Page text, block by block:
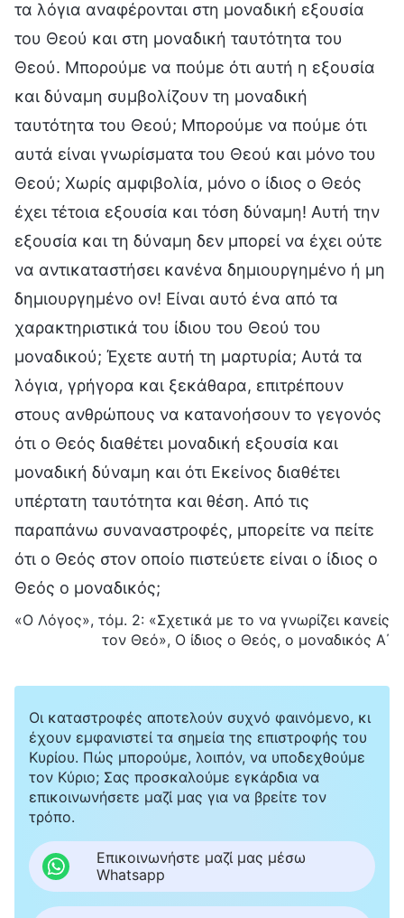
τα λόγια αναφέρονται στη μοναδική εξουσία
του Θεού και στη μοναδική ταυτότητα του
Θεού. Μπορούμε να πούμε ότι αυτή η εξουσία
και δύναμη συμβολίζουν τη μοναδική
ταυτότητα του Θεού; Μπορούμε να πούμε ότι
αυτά είναι γνωρίσματα του Θεού και μόνο του
Θεού; Χωρίς αμφιβολία, μόνο ο ίδιος ο Θεός
έχει τέτοια εξουσία και τόση δύναμη! Αυτή την
εξουσία και τη δύναμη δεν μπορεί να έχει ούτε
να αντικαταστήσει κανένα δημιουργημένο ή μη
δημιουργημένο ον! Είναι αυτό ένα από τα
χαρακτηριστικά του ίδιου του Θεού του
μοναδικού; Έχετε αυτή τη μαρτυρία; Αυτά τα
λόγια, γρήγορα και ξεκάθαρα, επιτρέπουν
στους ανθρώπους να κατανοήσουν το γεγονός
ότι ο Θεός διαθέτει μοναδική εξουσία και
μοναδική δύναμη και ότι Εκείνος διαθέτει
υπέρτατη ταυτότητα και θέση. Από τις
παραπάνω συναναστροφές, μπορείτε να πείτε
ότι ο Θεός στον οποίο πιστεύετε είναι ο ίδιος ο
Θεός ο μοναδικός;
«Ο Λόγος», τόμ. 2: «Σχετικά με το να γνωρίζει κανείς
τον Θεό», Ο ίδιος ο Θεός, ο μοναδικός Α΄
Οι καταστροφές αποτελούν συχνό φαινόμενο, κι
έχουν εμφανιστεί τα σημεία της επιστροφής του
Κυρίου. Πώς μπορούμε, λοιπόν, να υποδεχθούμε
τον Κύριο; Σας προσκαλούμε εγκάρδια να
επικοινωνήσετε μαζί μας για να βρείτε τον
τρόπο.
Επικοινωνήστε μαζί μας μέσω
Whatsapp